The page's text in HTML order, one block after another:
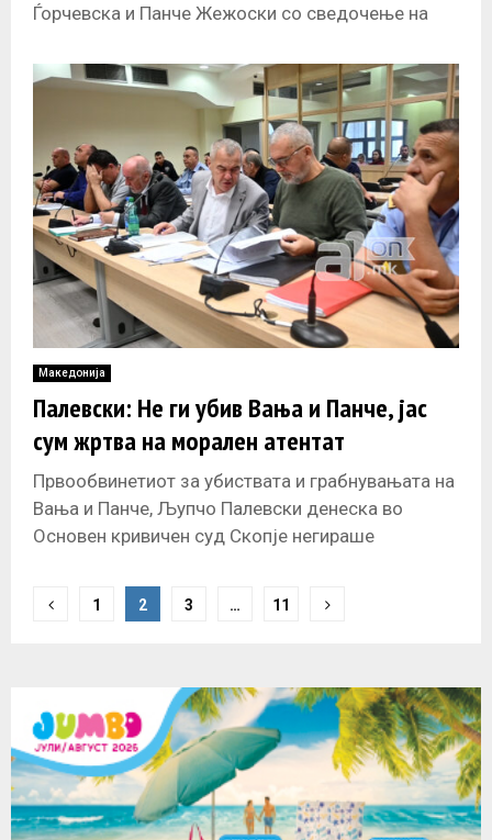
Ѓорчевска и Панче Жежоски со сведочење на
Македонија
Палевски: Не ги убив Вања и Панче, јас
сум жртва на морален атентат
Првообвинетиот за убиствата и грабнувањата на
Вања и Панче, Љупчо Палевски денеска во
Основен кривичен суд Скопје негираше
t
s
n
1 2 3 … 11